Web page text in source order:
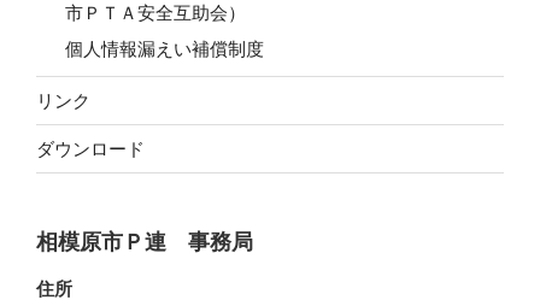
市ＰＴＡ安全互助会）
個人情報漏えい補償制度
リンク
ダウンロード
相模原市Ｐ連 事務局
住所